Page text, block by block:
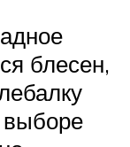
блесен,
выборе